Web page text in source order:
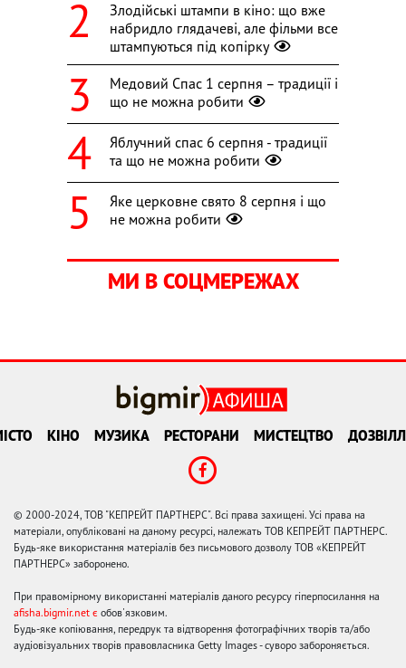
Злодійські штампи в кіно: що вже
набридло глядачеві, але фільми все
штампуються під копірку
Медовий Спас 1 серпня – традиції і
що не можна робити
Яблучний спас 6 серпня - традиції
та що не можна робити
Яке церковне свято 8 серпня і що
не можна робити
МИ В СОЦМЕРЕЖАХ
КІНО МУЗИКА РЕСТОРАНИ МИСТЕЦТВО
© 2000-2024, ТОВ "КЕПРЕЙТ ПАРТНЕРС". Всі права захищені. Усі права на
матеріали, опубліковані на даному ресурсі, належать ТОВ КЕПРЕЙТ ПАРТНЕРС.
Будь-яке використання матеріалів без письмового дозволу ТОВ «КЕПРЕЙТ
ПАРТНЕРС» заборонено.
При правомірному використанні матеріалів даного ресурсу гіперпосилання на
afisha.bigmir.net є обов'язковим.
Будь-яке копіювання, передрук та відтворення фотографічних творів та/або
аудіовізуальних творів правовласника Getty Images - суворо забороняється.